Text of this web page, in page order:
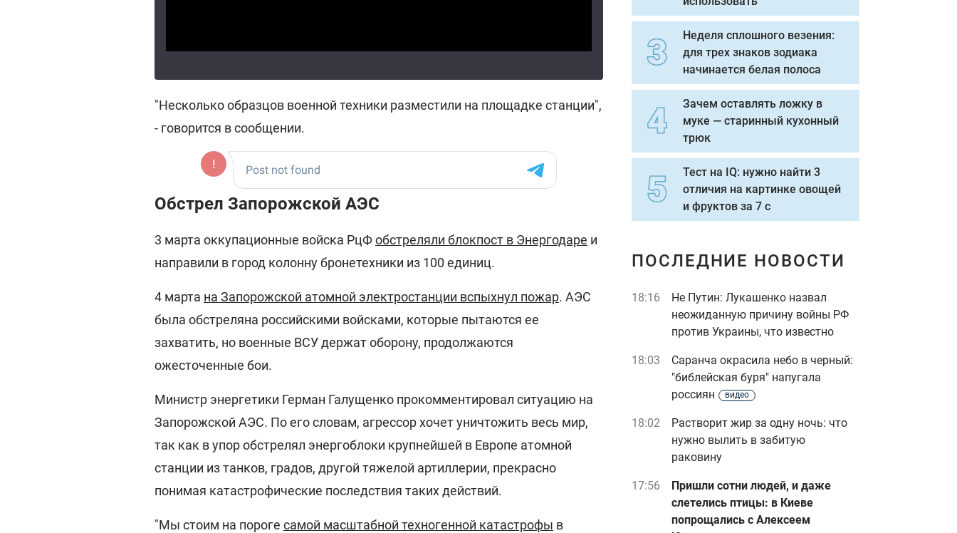
"Несколько образцов военной техники разместили на площадке станции",
- говорится в сообщении.
Обстрел Запорожской АЭС
3 марта оккупационные войска РцФобстреляли блокпост в Энергодаре и
направили в город колонну бронетехники из 100 единиц.
4 марта на Запорожской атомной электростанции вспыхнул пожар. АЭС
была обстреляна российскими войсками, которые пытаются ее
захватить, но военные ВСУ держат оборону, продолжаются
ожесточенные бои.
Министр энергетики Герман Галущенко прокомментировал ситуацию на
Запорожской АЭС. По его словам, агрессор хочет уничтожить весь мир,
так как в упор обстрелял энергоблоки крупнейшей в Европе атомной
станции из танков, градов, другой тяжелой артиллерии, прекрасно
понимая катастрофические последствия таких действий.
"Мы стоим на пороге самой масштабной техногенной катастрофы в
Неделя сплошного везения:
для трех знаков зодиака
начинается белая полоса
Зачем оставлять ложку в
муке — старинный кухонный
трюк
Тест на IQ: нужно найти 3
отличия на картинке овощей
и фруктов за 7 с
ПОСЛЕДНИЕ НОВОСТИ
18:16
Не Путин: Лукашенко назвал
неожиданную причину войны РФ
против Украины, что известно
18:03
Саранча окрасила небо в черный:
"библейская буря" напугала
россиян
видео
18:02
Растворит жир за одну ночь: что
нужно вылить в забитую
раковину
17:56
Пришли сотни людей, и даже
слетелись птицы: в Киеве
попрощались с Алексеем